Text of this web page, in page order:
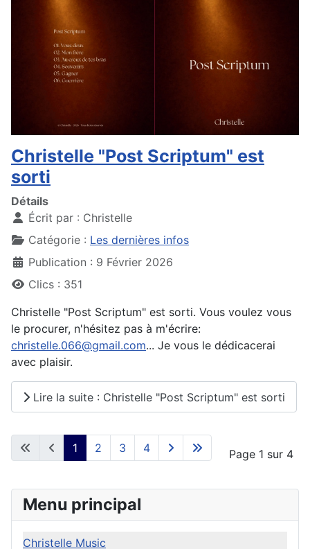
Christelle "Post Scriptum" est
sorti
Détails
Écrit par : Christelle
Catégorie : Les dernières infos
Publication : 9 Février 2026
Clics : 351
Christelle "Post Scriptum" est sorti. Vous voulez vous
le procurer, n'hésitez pas à m'écrire:
christelle.066@gmail.com... Je vous le dédicacerai
avec plaisir.
Lire la suite : Christelle "Post Scriptum" est sorti
Page 1 sur 4
1 2 3 4
Menu principal
Christelle Music